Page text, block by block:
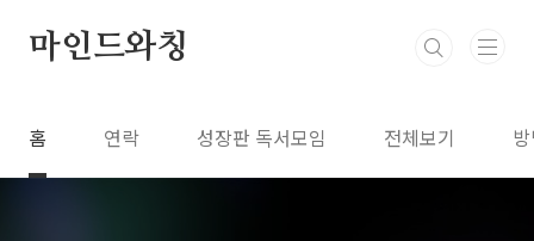
마인드와칭
홈 연락 성장판 독서모임 전체보기